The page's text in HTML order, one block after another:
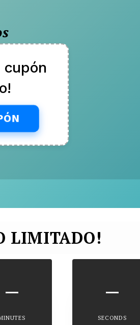
cupón
LIMITADO!
– –
SECONDS